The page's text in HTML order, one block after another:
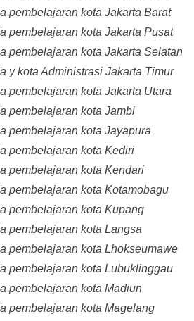
pembelajaran kota Jakarta Barat
pembelajaran kota Jakarta Pusat
pembelajaran kota Jakarta Selatan
y kota Administrasi Jakarta Timur
pembelajaran kota Jakarta Utara
pembelajaran kota Jambi
pembelajaran kota Jayapura
pembelajaran kota Kediri
pembelajaran kota Kendari
pembelajaran kota Kotamobagu
pembelajaran kota Kupang
pembelajaran kota Langsa
pembelajaran kota Lhokseumawe
pembelajaran kota Lubuklinggau
pembelajaran kota Madiun
pembelajaran kota Magelang